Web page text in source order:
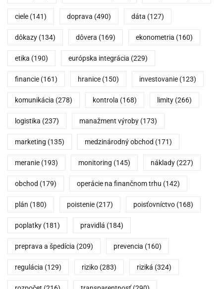
ciele (141) doprava (490) dáta (127)
dôkazy (134) dôvera (169) ekonometria (160)
etika (190) európska integrácia (229)
financie (161) hranice (150) investovanie (123)
komunikácia (278) kontrola (168) limity (266)
logistika (237) manažment výroby (173)
marketing (135) medzinárodný obchod (171)
meranie (193) monitoring (145) náklady (227)
obchod (179) operácie na finančnom trhu (142)
plán (180) poistenie (217) poisťovníctvo (168)
poplatky (181) pravidlá (184)
preprava a špedícia (209) prevencia (160)
regulácia (129) riziko (283) riziká (324)